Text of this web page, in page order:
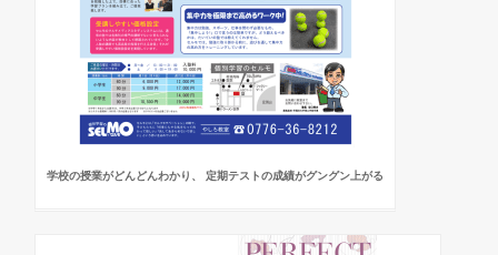
学校の授業がどんどんわかり、 定期テストの成績がグングン上がる